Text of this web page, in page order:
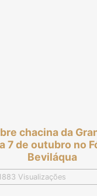
chacina da
7 de outubro no
Beviláqua
Visualizações